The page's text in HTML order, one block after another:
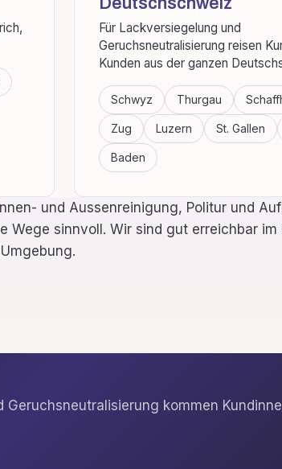
Für Lackversiegelung und
Geruchsneutralisierung reisen
Kunden aus der ganzen
Schwyz Thurgau
Zug Luzern St. Gallen
Baden
und Aussenreinigung, Politur und
Wege sinnvoll. Wir sind gut erreichbar im
kommen